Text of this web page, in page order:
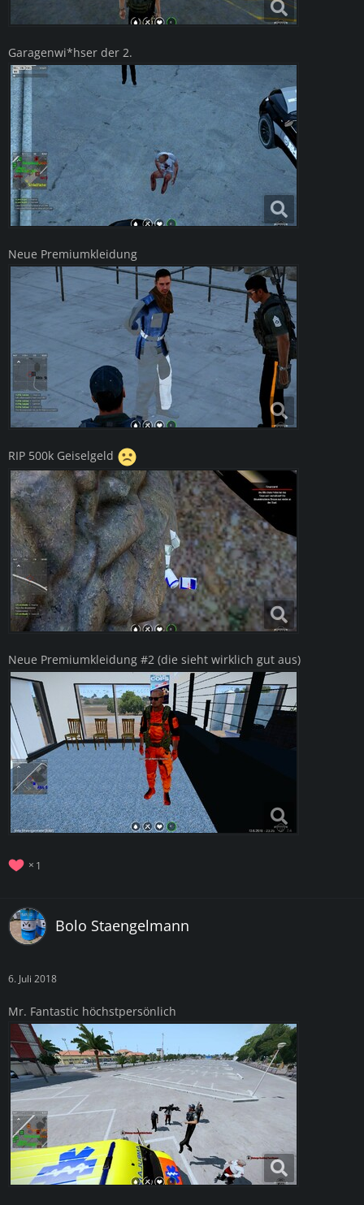
Garagenwi*hser der 2.
Neue Premiumkleidung
RIP 500k Geiselgeld
Neue Premiumkleidung #2 (die sieht wirklich gut aus)
1
Bolo Staengelmann
6. Juli 2018
Mr. Fantastic höchstpersönlich